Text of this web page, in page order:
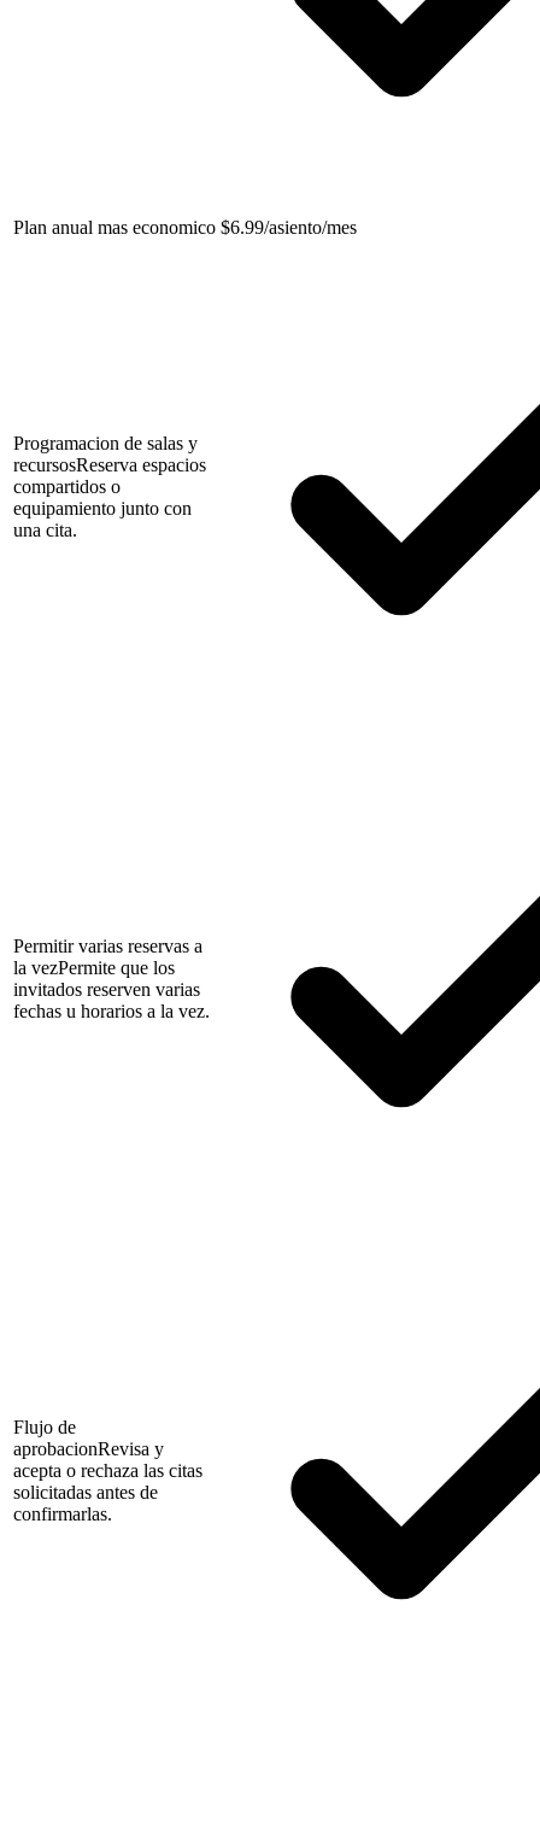
Plan anual mas economico $6.99/asiento/mes
Programacion de salas y
recursosReserva espacios
compartidos o
equipamiento junto con
una cita.
Permitir varias reservas a
la vezPermite que los
invitados reserven varias
fechas u horarios a la vez.
Flujo de
aprobacionRevisa y
acepta o rechaza las citas
solicitadas antes de
confirmarlas.